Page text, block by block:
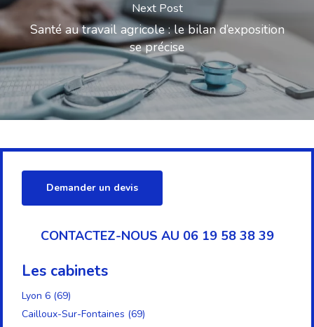
Next Post
Santé au travail agricole : le bilan d’exposition
se précise
Demander un devis
CONTACTEZ-NOUS AU 06 19 58 38 39
Les cabinets
Lyon 6 (69)
Cailloux-Sur-Fontaines (69)